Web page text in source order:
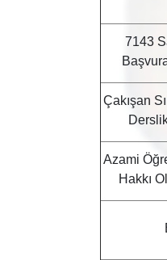
7143
Çakışan
Azami
Hakkı